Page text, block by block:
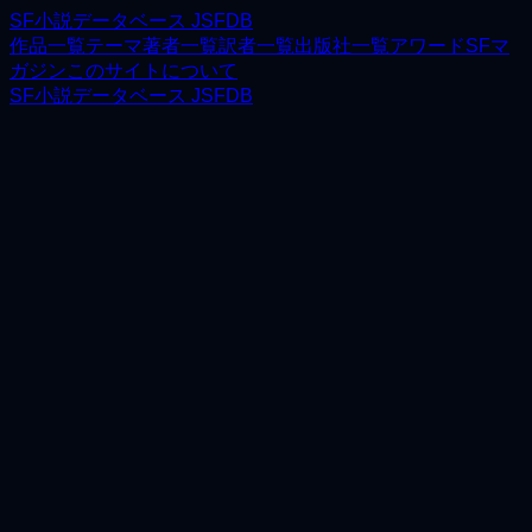
SF小説データベース JSFDB
作品一覧テーマ著者一覧訳者一覧出版社一覧アワードSFマ
ガジンこのサイトについて
SF小説データベース JSFDB